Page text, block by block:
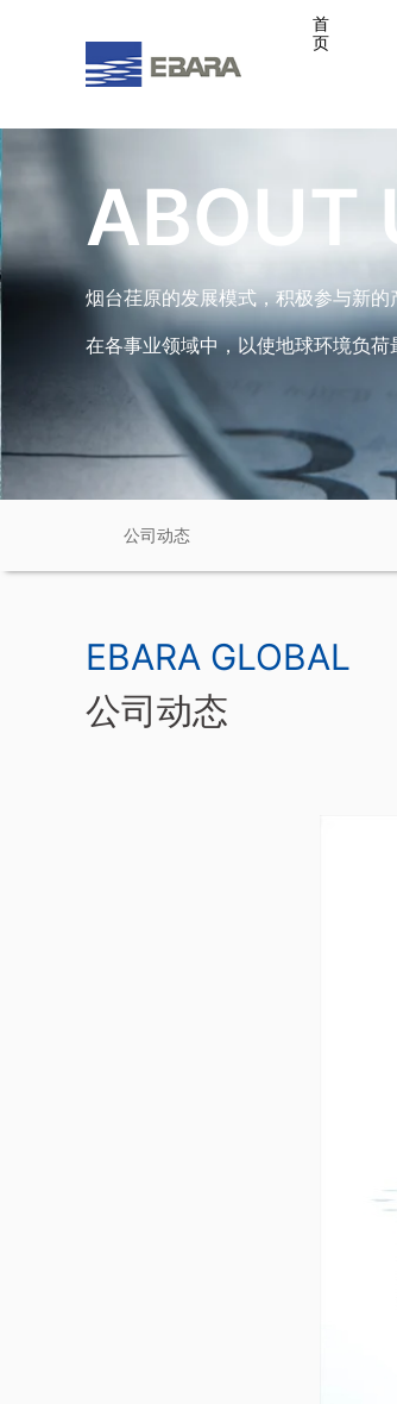
首
页
ABOUT
烟台荏原的发展模式，积极参与新
在各事业领域中，以使地球环境负荷
公司动态
EBARA GLOBAL
公司动态